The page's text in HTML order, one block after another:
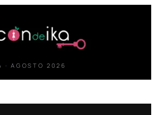
· AGOSTO 2026